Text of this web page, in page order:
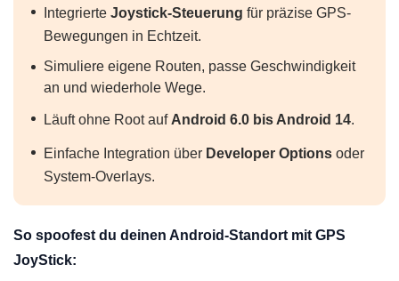
Integrierte Joystick-Steuerung für präzise GPS-
Bewegungen in Echtzeit.
Simuliere eigene Routen, passe Geschwindigkeit
an und wiederhole Wege.
Läuft ohne Root auf Android 6.0 bis Android 14.
Einfache Integration über Developer Options oder
System-Overlays.
So spoofest du deinen Android-Standort mit GPS
JoyStick: